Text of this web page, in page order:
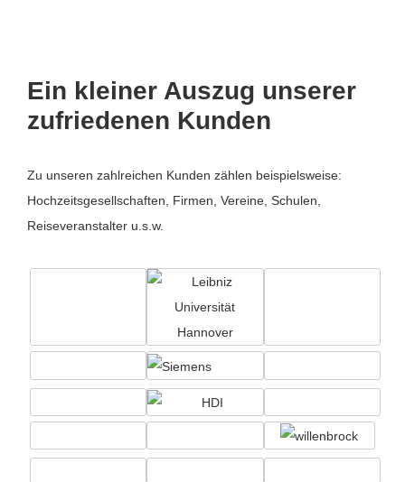
Ein kleiner Auszug unserer
zufriedenen Kunden
Zu unseren zahlreichen Kunden zählen beispielsweise:
Hochzeitsgesellschaften, Firmen, Vereine, Schulen,
Reiseveranstalter u.s.w.